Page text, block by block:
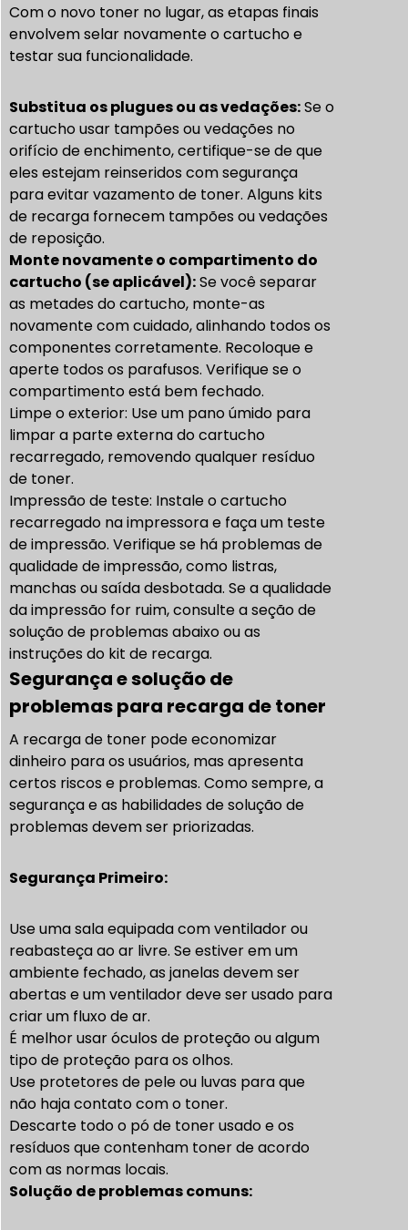
Com o novo toner no lugar, as etapas finais
envolvem selar novamente o cartucho e
testar sua funcionalidade.
Substitua os plugues ou as vedações:Se o
cartucho usar tampões ou vedações no
orifício de enchimento, certifique-se de que
eles estejam reinseridos com segurança
para evitar vazamento de toner. Alguns kits
de recarga fornecem tampões ou vedações
de reposição.
Monte novamente o compartimento do
cartucho (se aplicável):Se você separar
as metades do cartucho, monte-as
novamente com cuidado, alinhando todos os
componentes corretamente. Recoloque e
aperte todos os parafusos. Verifique se o
compartimento está bem fechado.
Limpe o exterior: Use um pano úmido para
limpar a parte externa do cartucho
recarregado, removendo qualquer resíduo
de toner.
Impressão de teste: Instale o cartucho
recarregado na impressora e faça um teste
de impressão. Verifique se há problemas de
qualidade de impressão, como listras,
manchas ou saída desbotada. Se a qualidade
da impressão for ruim, consulte a seção de
solução de problemas abaixo ou as
instruções do kit de recarga.
Segurança e solução de
problemas para recarga de toner
A recarga de toner pode economizar
dinheiro para os usuários, mas apresenta
certos riscos e problemas. Como sempre, a
segurança e as habilidades de solução de
problemas devem ser priorizadas.
Segurança Primeiro:
Use uma sala equipada com ventilador ou
reabasteça ao ar livre. Se estiver em um
ambiente fechado, as janelas devem ser
abertas e um ventilador deve ser usado para
criar um fluxo de ar.
É melhor usar óculos de proteção ou algum
tipo de proteção para os olhos.
Use protetores de pele ou luvas para que
não haja contato com o toner.
Descarte todo o pó de toner usado e os
resíduos que contenham toner de acordo
com as normas locais.
Solução de problemas comuns: